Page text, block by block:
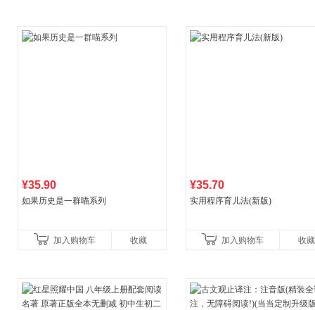
¥35.90
如果历史是一群喵系列
加入购物车 收藏
¥35.70
实用程序育儿法(新版)
加入购物车 收藏